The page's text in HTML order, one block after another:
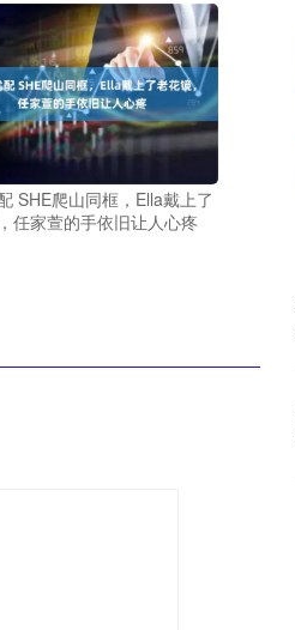
SHE爬山同框，Ella戴上了
任家萱的手依旧让人心疼